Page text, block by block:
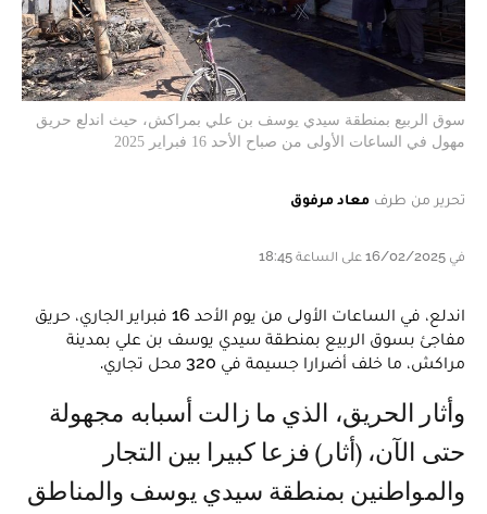
سوق الربيع بمنطقة سيدي يوسف بن علي بمراكش، حيث اندلع حريق
مهول في الساعات الأولى من صباح الأحد 16 فبراير 2025
تحرير من طرف معاد مرفوق
في 16/02/2025 على الساعة 18:45
اندلع، في الساعات الأولى من يوم الأحد 16 فبراير الجاري، حريق
مفاجئ بسوق الربيع بمنطقة سيدي يوسف بن علي بمدينة
مراكش، ما خلف أضرارا جسيمة في 320 محل تجاري.
وأثار الحريق، الذي ما زالت أسبابه مجهولة
حتى الآن، (أثار) فزعا كبيرا بين التجار
والمواطنين بمنطقة سيدي يوسف والمناطق